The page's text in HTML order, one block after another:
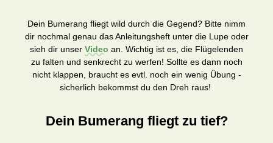
Dein Bumerang fliegt wild durch die Gegend? Bitte nimm
dir nochmal genau das Anleitungsheft unter die Lupe oder
sieh dir unser Video an. Wichtig ist es, die Flügelenden
zu falten und senkrecht zu werfen! Sollte es dann noch
nicht klappen, braucht es evtl. noch ein wenig Übung -
sicherlich bekommst du den Dreh raus!
Dein Bumerang fliegt zu tief?